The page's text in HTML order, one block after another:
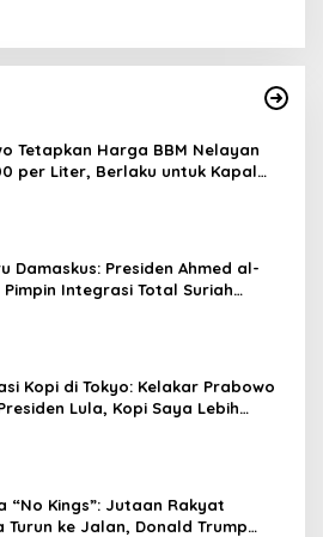
Tetapkan Harga BBM Nelayan
per Liter, Berlaku untuk Kapal
Damaskus: Presiden Ahmed al-
Pimpin Integrasi Total Suriah
Kopi di Tokyo: Kelakar Prabowo
Lula, Kopi Saya Lebih
“No Kings”: Jutaan Rakyat
Turun ke Jalan, Donald Trump